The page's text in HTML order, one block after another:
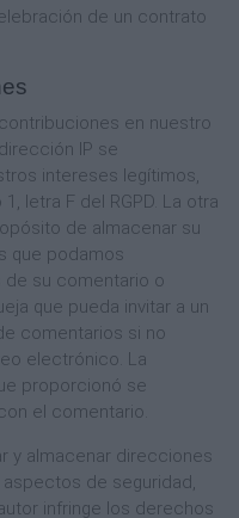
de un contrato
en nuestro
IP se
intereses legítimos,
letra F del RGPD. La otra
de almacenar su
que podamos
su comentario o
que pueda invitar a un
comentarios si no
electrónico. La
proporcionó se
el comentario.
y almacenar direcciones
de seguridad,
infringe los derechos